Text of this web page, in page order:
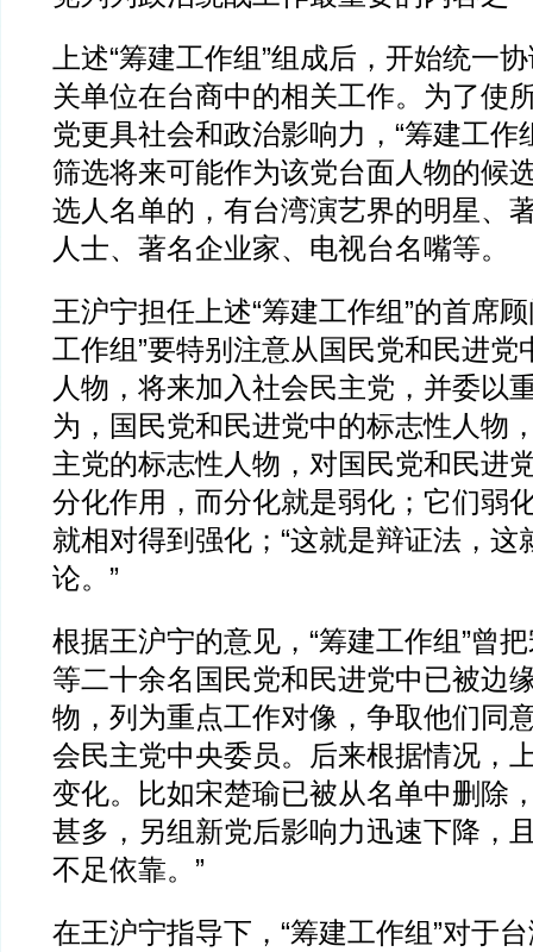
上述“筹建工作组”组成后，开始统一
关单位在台商中的相关工作。为了使
党更具社会和政治影响力，“筹建工作
筛选将来可能作为该党台面人物的候
选人名单的，有台湾演艺界的明星、
人士、著名企业家、电视台名嘴等。
王沪宁担任上述“筹建工作组”的首席
工作组”要特别注意从国民党和民进党
人物，将来加入社会民主党，并委以
为，国民党和民进党中的标志性人物
主党的标志性人物，对国民党和民进
分化作用，而分化就是弱化；它们弱
就相对得到强化；“这就是辩证法，这
论。”
根据王沪宁的意见，“筹建工作组”曾
等二十余名国民党和民进党中已被边
物，列为重点工作对像，争取他们同
会民主党中央委员。后来根据情况，
变化。比如宋楚瑜已被从名单中删除
甚多，另组新党后影响力迅速下降，
不足依靠。”
在王沪宁指导下，“筹建工作组”对于